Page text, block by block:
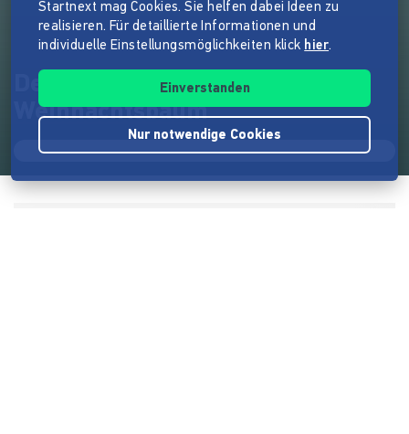
Der nachhaltigste
Weihnachtsbaum
Startnext mag Cookies. Sie helfen dabei Ideen zu
realisieren. Für detaillierte Informationen und
individuelle Einstellungsmöglichkeiten klick hier.
Einverstanden
Nur notwendige Cookies